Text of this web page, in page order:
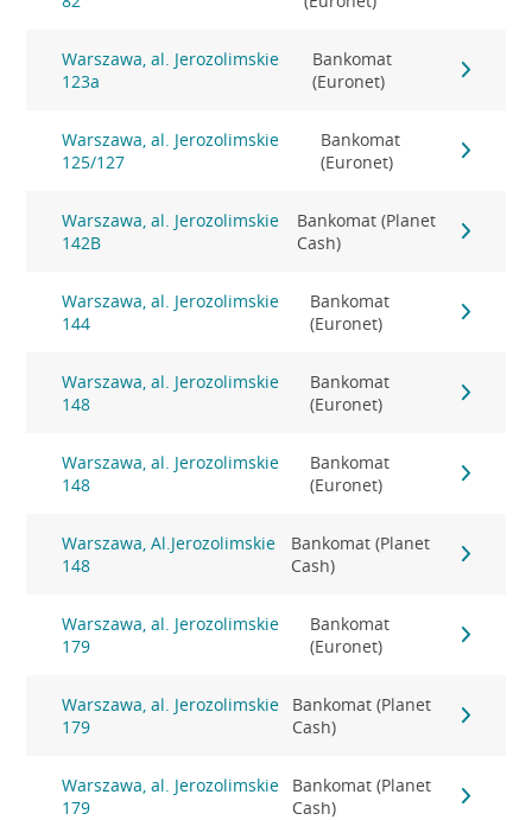
Warszawa, al. Jerozolimskie
123a
Bankomat
(Euronet)
Warszawa, al. Jerozolimskie
125/127
Bankomat
(Euronet)
Warszawa, al. Jerozolimskie
142B
Bankomat (Planet
Cash)
Warszawa, al. Jerozolimskie
144
Bankomat
(Euronet)
Warszawa, al. Jerozolimskie
148
Bankomat
(Euronet)
Warszawa, al. Jerozolimskie
148
Bankomat
(Euronet)
Warszawa, Al.Jerozolimskie
148
Bankomat (Planet
Cash)
Warszawa, al. Jerozolimskie
179
Bankomat
(Euronet)
Warszawa, al. Jerozolimskie
179
Bankomat (Planet
Cash)
Warszawa, al. Jerozolimskie
179
Bankomat (Planet
Cash)